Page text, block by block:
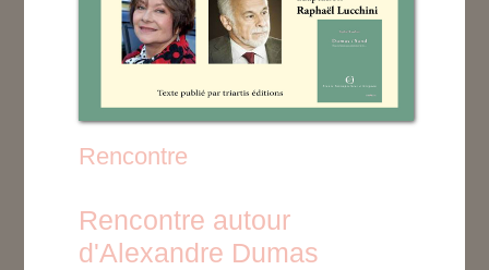
Rencontre
Rencontre autour
d'Alexandre Dumas